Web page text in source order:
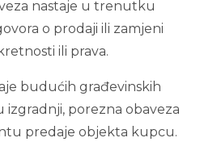
nastaje u trenutku
o prodaji ili zamjeni
ili prava.
budućih građevinskih
izgradnji, porezna obaveza
predaje objekta kupcu.